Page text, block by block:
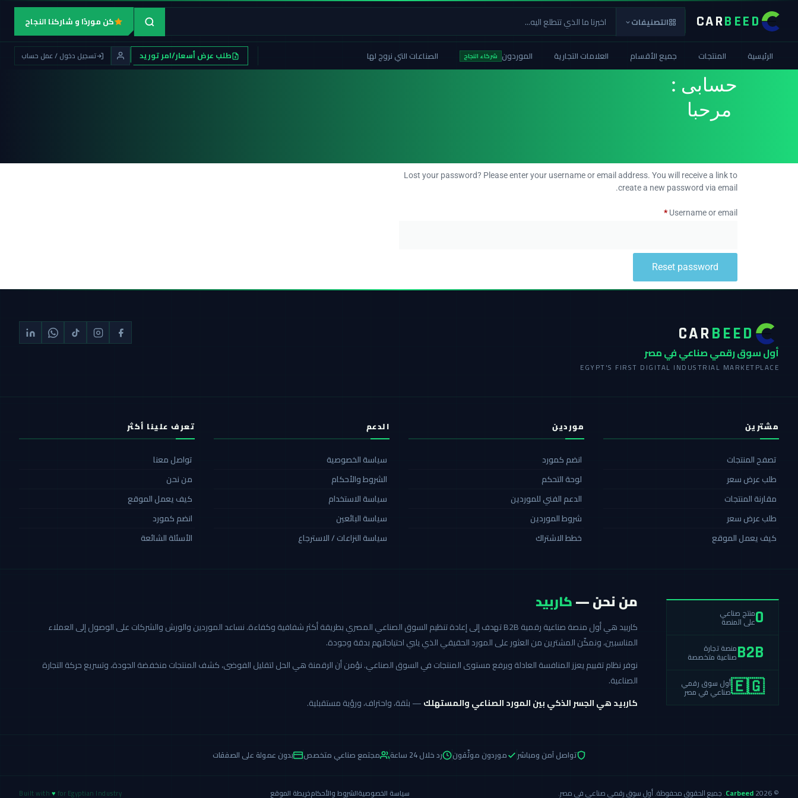
CARBEED التصنيفات كن موردًا و شاركنا النجاح
الرئيسية المنتجات جميع الأقسام العلامات التجارية الموردون شركاء النجاح الصناعات التي نروج لها طلب عرض أسعار/امر توريد تسجيل دخول / عمل حساب
حسابى :
مرحبا
Lost your password? Please enter your username or email address. You will receive a link to
create a new password via email.
Username or email
*
Reset password
CARBEED
أول سوق رقمي صناعي في مصر
EGYPT'S FIRST DIGITAL INDUSTRIAL MARKETPLACE
مشترين
تصفح المنتجات
طلب عرض سعر
مقارنة المنتجات
طلب عرض سعر
كيف يعمل الموقع
موردين
انضم كمورد
لوحة التحكم
الدعم الفني للموردين
شروط الموردين
خطط الاشتراك
الدعم
سياسة الخصوصية
الشروط والأحكام
سياسة الاستخدام
سياسة البائعين
سياسة النزاعات / الاسترجاع
تعرف علينا أكثر
تواصل معنا
من نحن
كيف يعمل الموقع
انضم كمورد
الأسئلة الشائعة
0منتج صناعي
على المنصة
B2Bمنصة تجارة
صناعية متخصصة
🇪🇬أول سوق رقمي
صناعي في مصر
من نحن —كاربيد
كاربيد هي أول منصة صناعية رقمية B2B تهدف إلى إعادة تنظيم السوق الصناعي المصري بطريقة أكثر شفافية وكفاءة. نساعد الموردين والورش والشركات على الوصول إلى العملاء
المناسبين، ونمكّن المشترين من العثور على المورد الحقيقي الذي يلبي احتياجاتهم بدقة وجودة.
نوفر نظام تقييم يعزز المنافسة العادلة ويرفع مستوى المنتجات في السوق الصناعي. نؤمن أن الرقمنة هي الحل لتقليل الفوضى، كشف المنتجات منخفضة الجودة، وتسريع حركة التجارة
الصناعية.
كاربيد هي الجسر الذكي بين المورد الصناعي والمستهلك— بثقة، واحتراف، ورؤية مستقبلية.
تواصل آمن ومباشر موردون موثّقون رد خلال 24 ساعة مجتمع صناعي متخصص بدون عمولة على الصفقات
© 2026
Carbeed. جميع الحقوق محفوظة. أول سوق رقمي صناعي في مصر. سياسة الخصوصيةالشروط والأحكامخريطة الموقع Built with ♥ for Egyptian Industry